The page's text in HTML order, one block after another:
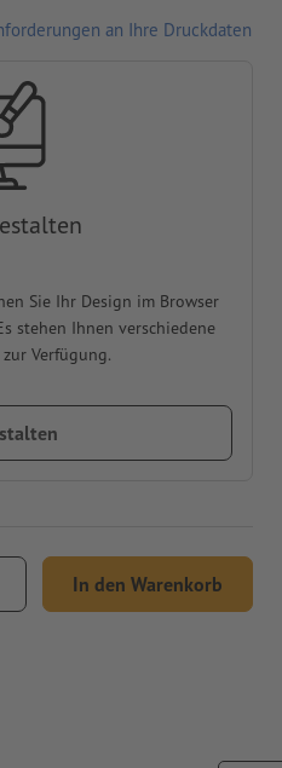
an Ihre Druckdaten
Sie Ihr Design im Browser
stehen Ihnen verschiedene
Verfügung.
In den Warenkorb